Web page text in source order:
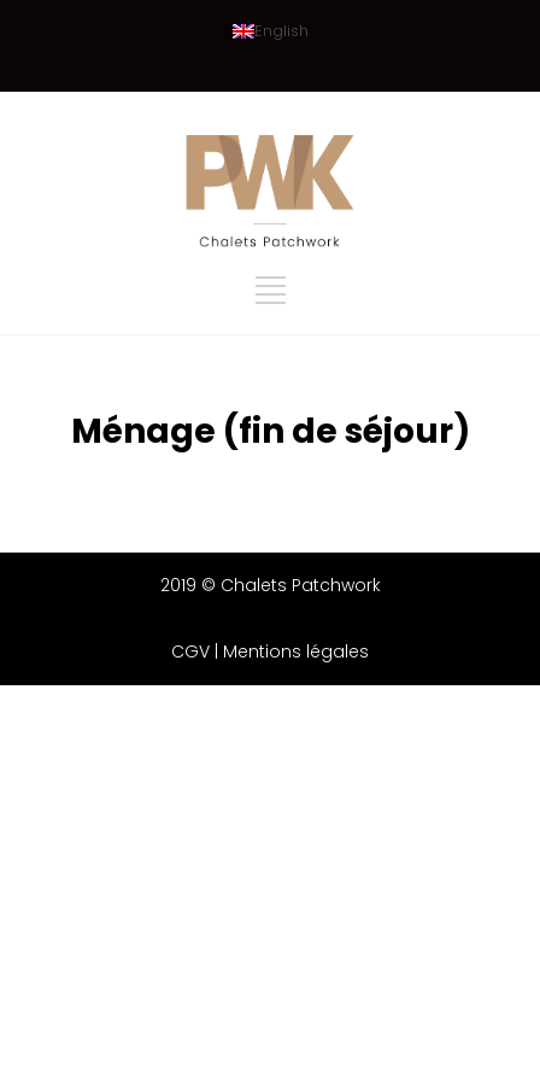
English
Ménage (fin de séjour)
2019 © Chalets Patchwork
CGV | Mentions légales